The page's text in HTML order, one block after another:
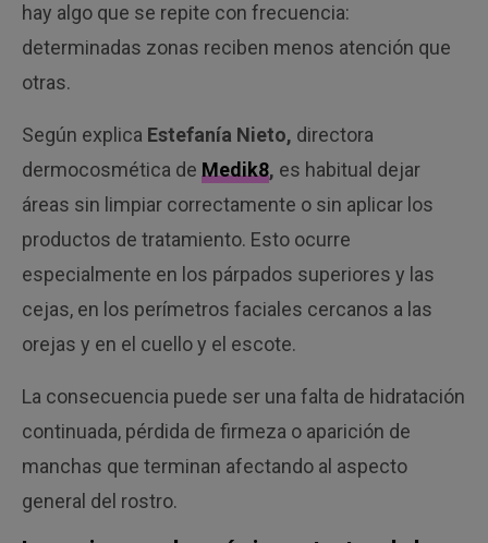
hay algo que se repite con frecuencia:
determinadas zonas reciben menos atención que
otras.
Según explica Estefanía Nieto, directora
dermocosmética deMedik8, es habitual dejar
áreas sin limpiar correctamente o sin aplicar los
productos de tratamiento. Esto ocurre
especialmente en los párpados superiores y las
cejas, en los perímetros faciales cercanos a las
orejas y en el cuello y el escote.
La consecuencia puede ser una falta de hidratación
continuada, pérdida de firmeza o aparición de
manchas que terminan afectando al aspecto
general del rostro.